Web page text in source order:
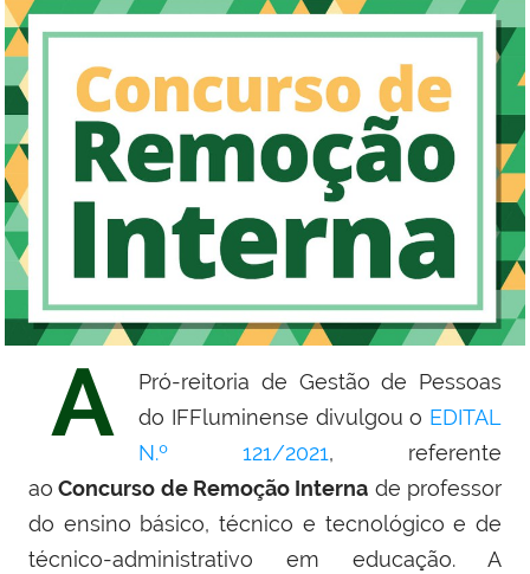
A
Pró-reitoria de Gestão de Pessoas
do IFFluminense divulgou o EDITAL
N.º 121/2021, referente
ao Concurso de Remoção Interna de professor
do ensino básico, técnico e tecnológico e de
técnico-administrativo em educação. A